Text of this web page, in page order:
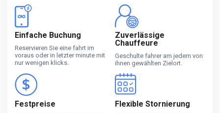
Einfache Buchung
Reservieren Sie eine fahrt im
voraus oder in letzter minute mit
nur wenigen klicks.
Zuverlässige
Chauffeure
Geschulte fahrer am jedem von
ihnen gewählten Zielort.
Festpreise Flexible Stornierung